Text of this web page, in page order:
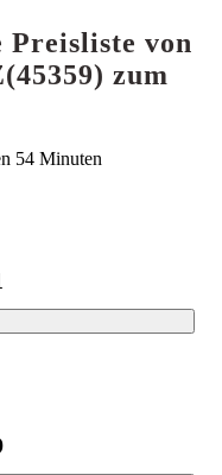
Preisliste von
zum
54 Minuten